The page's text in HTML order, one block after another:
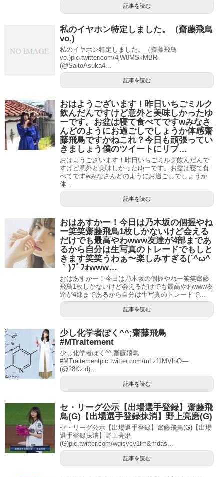
記事を読む
私のイヤホン特定しました。（齋藤飛鳥
vo.)
私のイヤホン特定しました。（齋藤飛鳥
vo.)pic.twitter.com/4jW8MSkMBR—
(@SaitoAsuka4...
記事を読む
おはようございます！昨日いちごミルク
飲んだんですけど意外と美味しかったゆ
ーです。お盆は寝て食べてですwみなさ
んどのようにお過ごしでしょうか体感齋
藤飛鳥ですかねこれ？今日も頑張ってい
きましょう僕のツイートにリプ…
おはようございます！昨日いちごミルク飲んだんで
すけど意外と美味しかったゆーです。お盆は寝て食
べてですwみなさんどのようにお過ごしでしょうか
体...
記事を読む
おはあすかー！今日は乃木坂の個握やね
ー笑笑齋藤飛鳥1枚しかないけど会える
だけでも最高やわwww友達が4部まであ
るから自分は生写真のトレードでもしと
きます笑笑うわぁ〜楽しみすぎる(´^ω^
｀)ﾌﾞﾌｫwww…
おはあすかー！今日は乃木坂の個握やねー笑笑齋藤
飛鳥1枚しかないけど会えるだけでも最高やわwww友
達が4部まであるから自分は生写真のトレードで...
記事を読む
少し化学者ぽく^^;齋藤飛鳥
#MTraitement
少し化学者ぽく^^;齋藤飛鳥
#MTraitementpic.twitter.com/mLzf1MVlbO—
(@28Kzld)...
記事を読む
セ・リーグ公示【出場選手登録】齋藤飛
鳥(G)【出場選手登録抹消】野上亮磨(G)
セ・リーグ公示【出場選手登録】齋藤飛鳥(G)【出場
選手登録抹消】野上亮磨
(G)pic.twitter.com/wgisycy1im&mdas...
記事を読む